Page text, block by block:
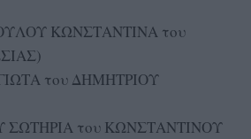
ΚΩΝΣΤΑΝΤΙΝΑ του
του ΔΗΜΗΤΡΙΟΥ
του ΚΩΝΣΤΑΝΤΙΝΟΥ